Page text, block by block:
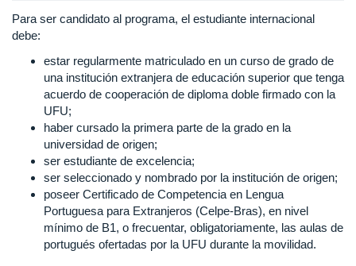
Para ser candidato al programa, el estudiante internacional
debe:
estar regularmente matriculado en un curso de grado de
una institución extranjera de educación superior que tenga
acuerdo de cooperación de diploma doble firmado con la
UFU;
haber cursado la primera parte de la grado en la
universidad de origen;
ser estudiante de excelencia;
ser seleccionado y nombrado por la institución de origen;
poseer Certificado de Competencia en Lengua
Portuguesa para Extranjeros (Celpe-Bras), en nivel
mínimo de B1, o frecuentar, obligatoriamente, las aulas de
portugués ofertadas por la UFU durante la movilidad.